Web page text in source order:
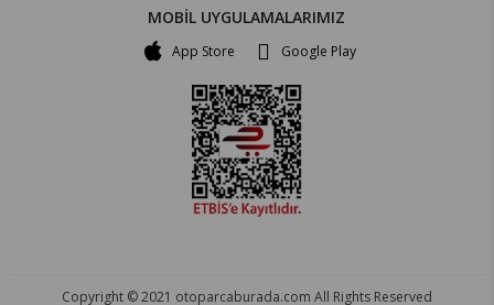
MOBİL UYGULAMALARIMIZ
App Store Google Play
Copyright © 2021 otoparcaburada.com All Rights Reserved